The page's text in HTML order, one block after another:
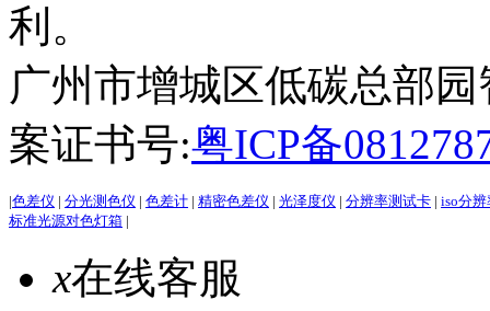
利。
广州市增城区低碳总部
案证书号:粤ICP备
|色差仪 | 分光测色仪 | 色差计 | 精密色差仪 | 光泽度仪 | 分辨率测试卡 | iso分
标准光源对色灯箱 |
x在线客服